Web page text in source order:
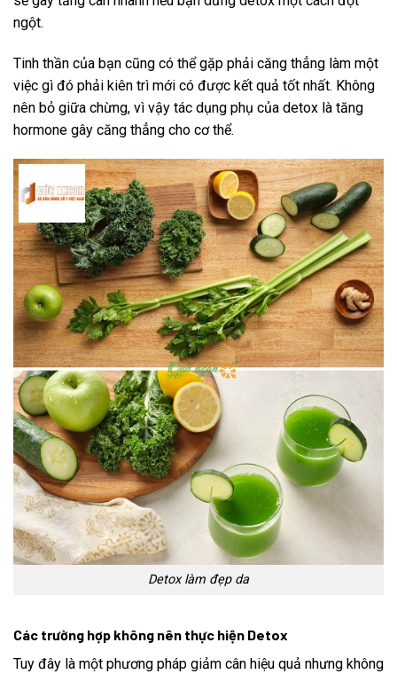
ngột.
Tinh thần của bạn cũng có thể gặp phải căng thẳng làm một
việc gì đó phải kiên trì mới có được kết quả tốt nhất. Không
nên bỏ giữa chừng, vì vậy tác dụng phụ của detox là tăng
hormone gây căng thẳng cho cơ thể.
Detox làm đẹp da
Các trường hợp không nên thực hiện Detox
Tuy đây là một phương pháp giảm cân hiệu quả nhưng không